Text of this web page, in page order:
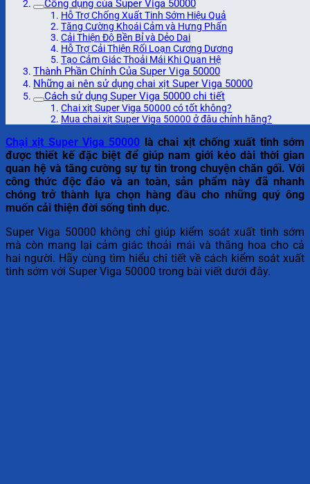
Công dụng của Super Viga 50000
Hỗ Trợ Chống Xuất Tinh Sớm Hiệu Quả
Tăng Cường Khoái Cảm và Hưng Phấn
Cải Thiện Độ Bền Bỉ và Dẻo Dai
Hỗ Trợ Cải Thiện Rối Loạn Cương Dương
Tạo Cảm Giác Thoải Mái Khi Quan Hệ
Thành Phần Chính Của Super Viga 50000
Những ai nên sử dụng chai xịt Super Viga 50000
Cách sử dụng Super Viga 50000 chi tiết
Chai xịt Super Viga 50000 có tốt không?
Mua chai xịt Super Viga 50000 ở đâu chính hãng?
Chại xịt Super Viga 50000 là chai xịt chống xuất tinh sớm
được thiết kế đặc biệt để giúp nam giới kéo dài thời gian
quan hệ và tăng cường sự tự tin trong chuyện chăn gối. Với
công thức độc đáo và an toàn, sản phẩm này đã nhanh
chóng trở thành lựa chọn hàng đầu cho những quý ông
muốn cải thiện đời sống tình dục.
Super Viga 50000 không chỉ giúp kiểm soát xuất tinh sớm
mà còn mang lại cảm giác thoải mái và thăng hoa cho cả
hai người. Hãy cùng tìm hiểu chi tiết về cách kiểm soát xuất
tinh sớm với Super Viga 50000 trong bài viết dưới đây.